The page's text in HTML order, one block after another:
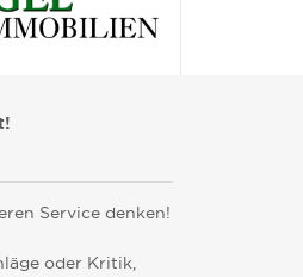
Service denken!
oder Kritik,